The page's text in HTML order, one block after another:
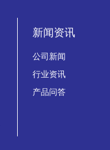
新闻资讯
公司新闻
行业资讯
产品问答